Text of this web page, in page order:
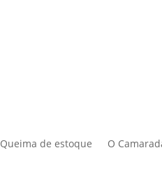
Queima de estoque O